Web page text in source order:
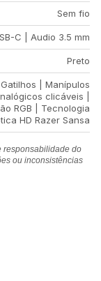
Sem fio
C | Audio 3.5 mm
Preto
| Manípulos
clicáveis |
RGB | Tecnologia
HD Razer Sansa
responsabilidade do
ou inconsistências